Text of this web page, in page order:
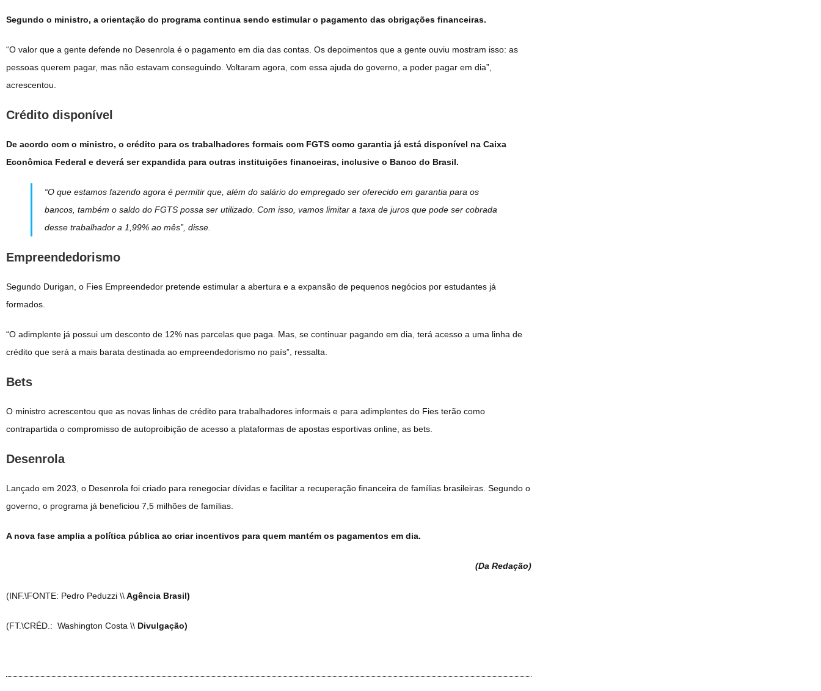
Segundo o ministro, a orientação do programa continua sendo estimular o pagamento das obrigações financeiras.
“O valor que a gente defende no Desenrola é o pagamento em dia das contas. Os depoimentos que a gente ouviu mostram isso: as
pessoas querem pagar, mas não estavam conseguindo. Voltaram agora, com essa ajuda do governo, a poder pagar em dia”,
acrescentou.
Crédito disponível
De acordo com o ministro, o crédito para os trabalhadores formais com FGTS como garantia já está disponível na Caixa
Econômica Federal e deverá ser expandida para outras instituições financeiras, inclusive o Banco do Brasil.
“O que estamos fazendo agora é permitir que, além do salário do empregado ser oferecido em garantia para os
bancos, também o saldo do FGTS possa ser utilizado. Com isso, vamos limitar a taxa de juros que pode ser cobrada
desse trabalhador a 1,99% ao mês”, disse.
Empreendedorismo
Segundo Durigan, o Fies Empreendedor pretende estimular a abertura e a expansão de pequenos negócios por estudantes já
formados.
“O adimplente já possui um desconto de 12% nas parcelas que paga. Mas, se continuar pagando em dia, terá acesso a uma linha de
crédito que será a mais barata destinada ao empreendedorismo no país”, ressalta.
Bets
O ministro acrescentou que as novas linhas de crédito para trabalhadores informais e para adimplentes do Fies terão como
contrapartida o compromisso de autoproibição de acesso a plataformas de apostas esportivas online, as bets.
Desenrola
Lançado em 2023, o Desenrola foi criado para renegociar dívidas e facilitar a recuperação financeira de famílias brasileiras. Segundo o
governo, o programa já beneficiou 7,5 milhões de famílias.
A nova fase amplia a política pública ao criar incentivos para quem mantém os pagamentos em dia.
(Da Redação)
(INF.\FONTE: Pedro Peduzzi \\Agência Brasil)
(FT.\CRÉD.: Washington Costa \\ Divulgação)